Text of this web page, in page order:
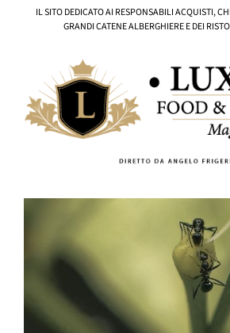
IL SITO DEDICATO AI RESPONSABILI ACQUISTI,
GRANDI CATENE ALBERGHIERE E DEI